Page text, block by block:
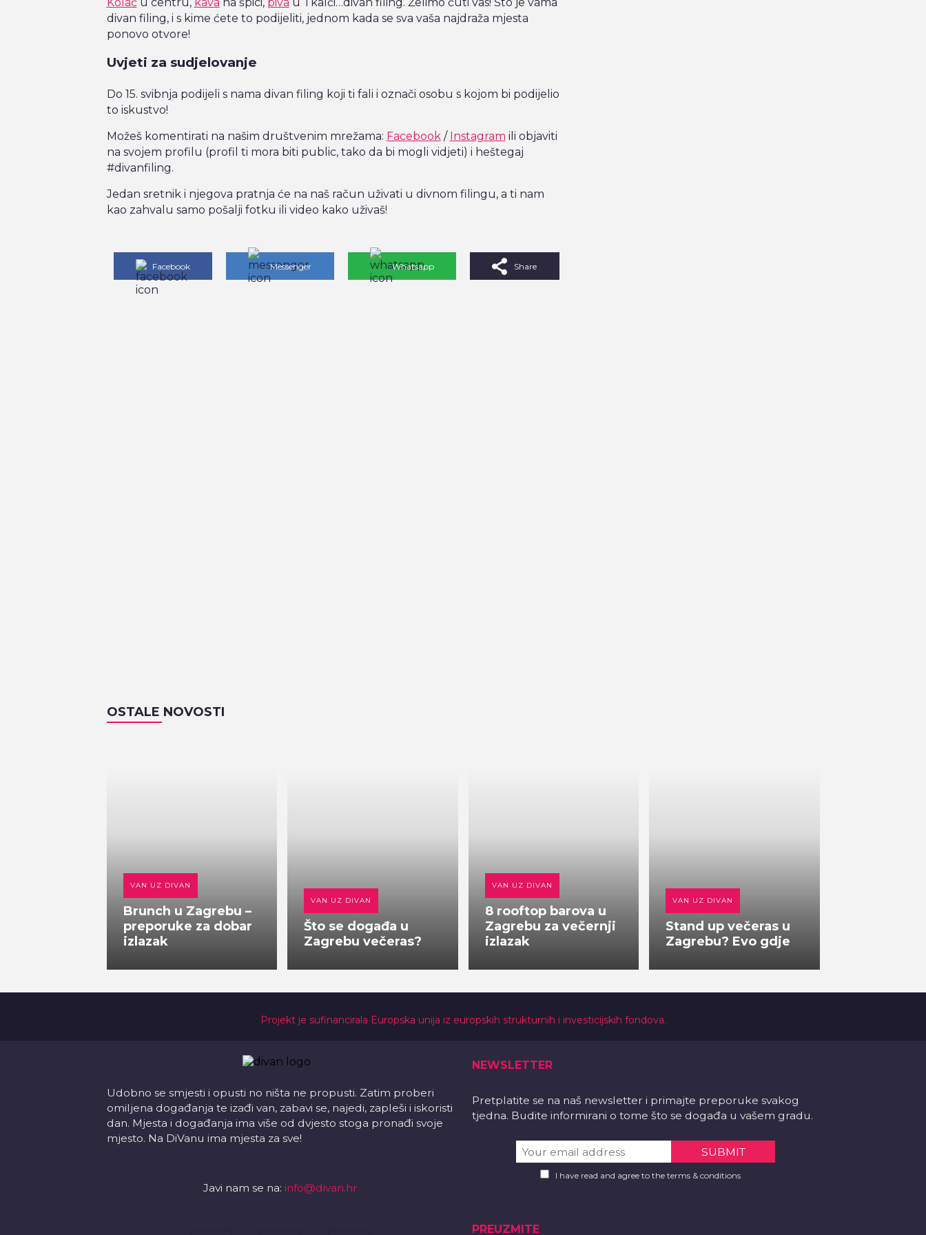
divan filing, i s kime ćete to podijeliti, jednom kada se sva vaša najdraža mjesta
ponovo otvore!
Uvjeti za sudjelovanje
Do 15. svibnja podijeli s nama divan filing koji ti fali i označi osobu s kojom bi podijelio
to iskustvo!
Možeš komentirati na našim društvenim mrežama: Facebook/ Instagram ili objaviti
na svojem profilu (profil ti mora biti public, tako da bi mogli vidjeti) i heštegaj
#divanfiling.
Jedan sretnik i njegova pratnja će na naš račun uživati u divnom filingu, a ti nam
kao zahvalu samo pošalji fotku ili video kako uživaš!
Facebook Messenger Whatsapp Share
OSTALE NOVOSTI
VAN UZ DIVAN
Brunch u Zagrebu –
preporuke za dobar
izlazak
VAN UZ DIVAN
Što se događa u
Zagrebu večeras?
VAN UZ DIVAN
8 rooftop barova u
Zagrebu za večernji
izlazak
VAN UZ DIVAN
Stand up večeras u
Zagrebu? Evo gdje
Projekt je sufinancirala Europska unija iz europskih strukturnih i investicijskih fondova.
Udobno se smjesti i opusti no ništa ne propusti. Zatim proberi
omiljena događanja te izađi van, zabavi se, najedi, zapleši i iskoristi
dan. Mjesta i događanja ima više od dvjesto stoga pronađi svoje
mjesto. Na DiVanu ima mjesta za sve!
Javi nam se na: info@divan.hr
NEWSLETTER
Pretplatite se na naš newsletter i primajte preporuke svakog
tjedna. Budite informirani o tome što se događa u vašem gradu.
I have read and agree to the terms & conditions
PREUZMITE